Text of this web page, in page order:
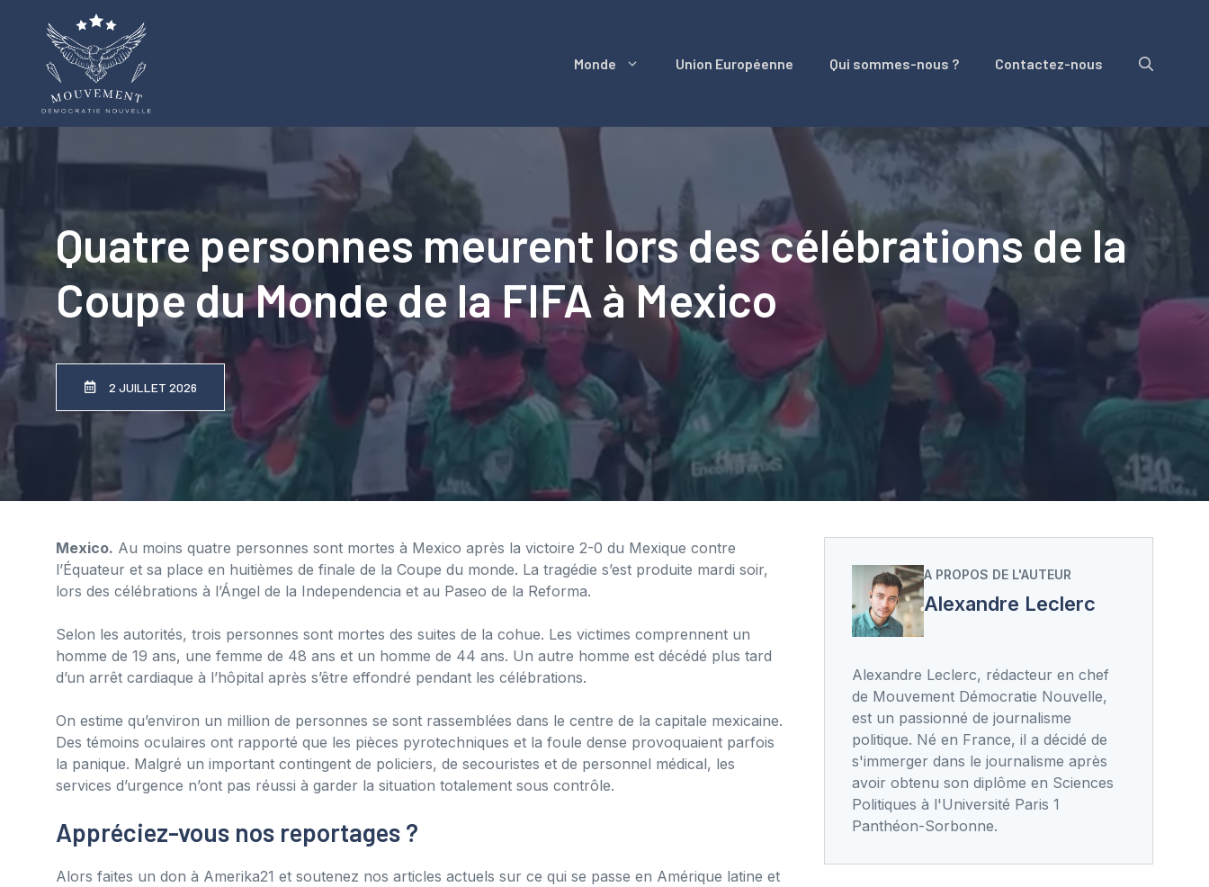
Monde Union Européenne Qui sommes-nous ? Contactez-nous
Quatre personnes meurent lors des célébrations de la
Coupe du Monde de la FIFA à Mexico
2 JUILLET 2026
Mexico. Au moins quatre personnes sont mortes à Mexico après la victoire 2-0 du Mexique contre
l’Équateur et sa place en huitièmes de finale de la Coupe du monde. La tragédie s’est produite mardi soir,
lors des célébrations à l’Ángel de la Independencia et au Paseo de la Reforma.
Selon les autorités, trois personnes sont mortes des suites de la cohue. Les victimes comprennent un
homme de 19 ans, une femme de 48 ans et un homme de 44 ans. Un autre homme est décédé plus tard
d’un arrêt cardiaque à l’hôpital après s’être effondré pendant les célébrations.
On estime qu’environ un million de personnes se sont rassemblées dans le centre de la capitale mexicaine.
Des témoins oculaires ont rapporté que les pièces pyrotechniques et la foule dense provoquaient parfois
la panique. Malgré un important contingent de policiers, de secouristes et de personnel médical, les
services d’urgence n’ont pas réussi à garder la situation totalement sous contrôle.
Appréciez-vous nos reportages ?
Alors faites un don à Amerika21 et soutenez nos articles actuels sur ce qui se passe en Amérique latine et
A PROPOS DE L'AUTEUR
Alexandre Leclerc
Alexandre Leclerc, rédacteur en chef
de Mouvement Démocratie Nouvelle,
est un passionné de journalisme
politique. Né en France, il a décidé de
s'immerger dans le journalisme après
avoir obtenu son diplôme en Sciences
Politiques à l'Université Paris 1
Panthéon-Sorbonne.